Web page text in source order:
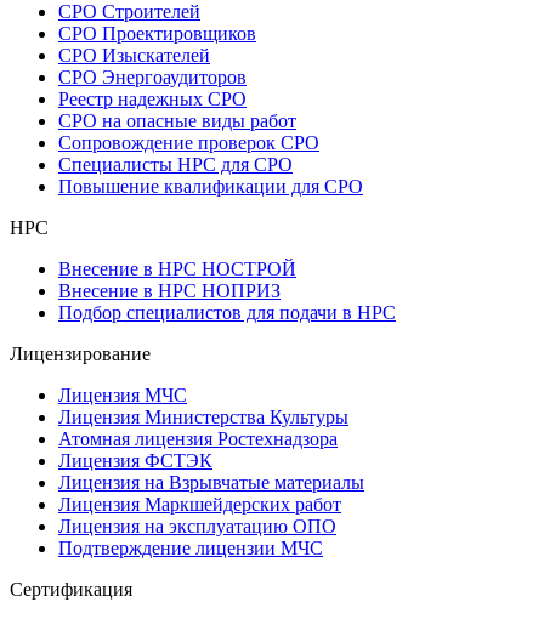
СРО Строителей
СРО Проектировщиков
СРО Изыскателей
СРО Энергоаудиторов
Реестр надежных СРО
СРО на опасные виды работ
Сопровождение проверок СРО
Специалисты НРС для СРО
Повышение квалификации для СРО
НРС
Внесение в НРС НОСТРОЙ
Внесение в НРС НОПРИЗ
Подбор специалистов для подачи в НРС
Лицензирование
Лицензия МЧС
Лицензия Министерства Культуры
Атомная лицензия Ростехнадзора
Лицензия ФСТЭК
Лицензия на Взрывчатые материалы
Лицензия Маркшейдерских работ
Лицензия на эксплуатацию ОПО
Подтверждение лицензии МЧС
Сертификация